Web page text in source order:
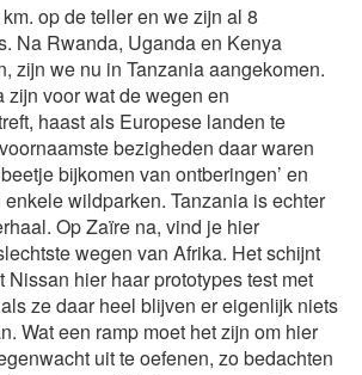
op de teller en we zijn al 8
Na Rwanda, Uganda en Kenya
zijn we nu in Tanzania aangekomen.
zijn voor wat de wegen en
haast als Europese landen te
bezigheden daar waren
bijkomen van ontberingen’ en
wildparken. Tanzania is echter
Op Zaïre na, vind je hier
wegen van Afrika. Het schijnt
Nissan hier haar prototypes test met
ze daar heel blijven er eigenlijk niets
Wat een ramp moet het zijn om hier
uit te oefenen, zo bedachten